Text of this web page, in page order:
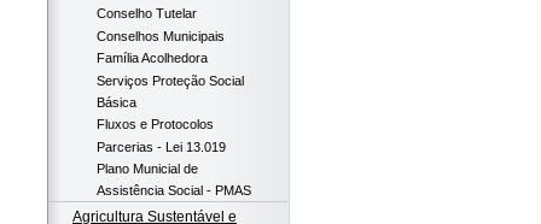
Conselho Tutelar
Conselhos Municipais
Família Acolhedora
Serviços Proteção Social
Básica
Fluxos e Protocolos
Parcerias - Lei 13.019
Plano Municial de
Assistência Social - PMAS
Agricultura Sustentável e